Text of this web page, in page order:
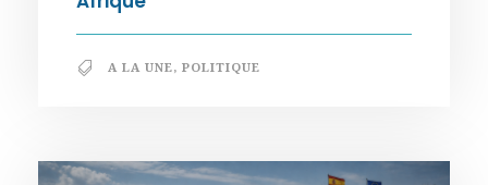
A LA UNE, POLITIQUE